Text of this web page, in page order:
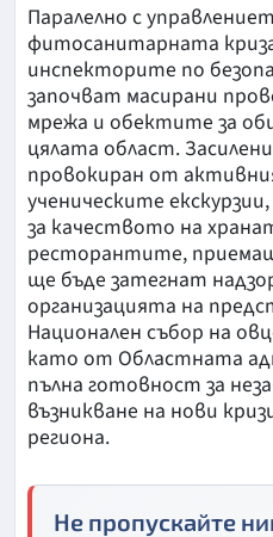
Паралелно с
фитосанитарната
инспекторите по
започват масирани
мрежа и обектите за
цялата област.
провокиран от
ученическите
за качеството на
ресторантите,
ще бъде затегнат
организацията на
Национален събор на
като от Областната
пълна готовност за
възникване на нови
региона.
Не пропускайте